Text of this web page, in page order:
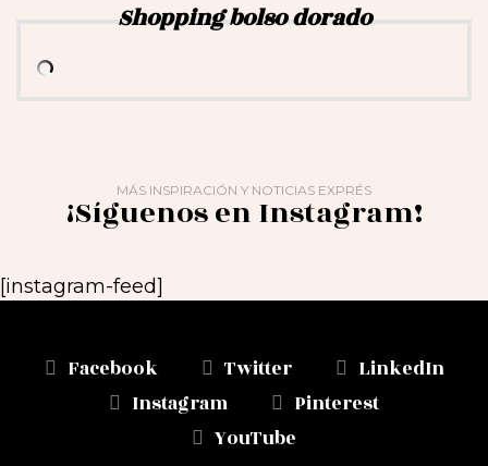
Shopping bolso dorado
MÁS INSPIRACIÓN Y NOTICIAS EXPRÉS
¡Síguenos en Instagram!
[instagram-feed]
Facebook Twitter
LinkedIn
Instagram
Pinterest
YouTube